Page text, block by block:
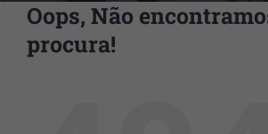
Oops, Não
procura!